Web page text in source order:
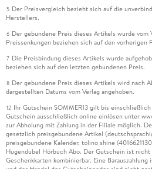
5 Der Preisvergleich bezieht sich auf die
Herstellers.
6 Der gebundene Preis dieses Artikels wurde vom
Preissenkungen beziehen sich auf den vorherigen
7 Die Preisbindung dieses Artikels wurde
beziehen sich auf den letzten gebundenen Preis.
8 Der gebundene Preis dieses Artikels wird nach
dargestellten Datums vom Verlag angehoben.
12 Ihr Gutschein SOMMER13 gilt bis
Gutschein ausschließlich online einlösen unter
zur Abholung mit Zahlung in der Filiale möglich.
gesetzlich preisgebundene Artikel
preisgebundene Kalender, tolino shine
Hugendubel Hörbuch Abo. Der Gutschein ist
Geschenkkarten kombinierbar. Eine